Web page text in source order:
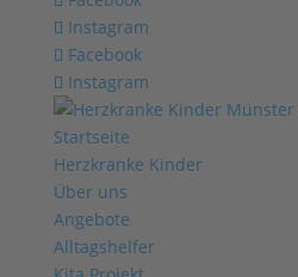
Instagram
Facebook
Instagram
Startseite
Herzkranke Kinder
Über uns
Angebote
Alltagshelfer